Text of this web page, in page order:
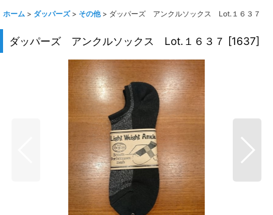
ホーム > ダッパーズ > その他 > ダッパーズ アンクルソックス Lot.１６３７
ダッパーズ アンクルソックス Lot.１６３７ [1637]